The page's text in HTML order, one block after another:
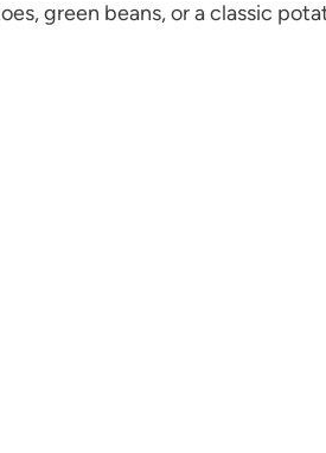
green beans, or a classic